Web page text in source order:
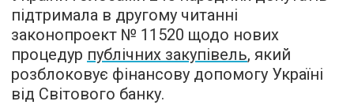
підтримала в другому читанні
законопроект № 11520 щодо нових
процедур публічних закупівель, який
розблоковує фінансову допомогу Україні
від Світового банку.